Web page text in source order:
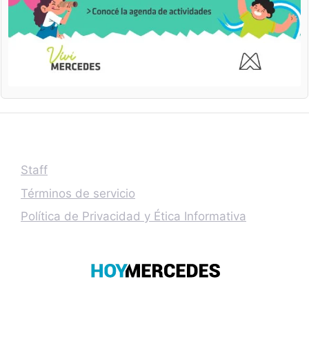
Staff
Términos de servicio
Política de Privacidad y Ética Informativa